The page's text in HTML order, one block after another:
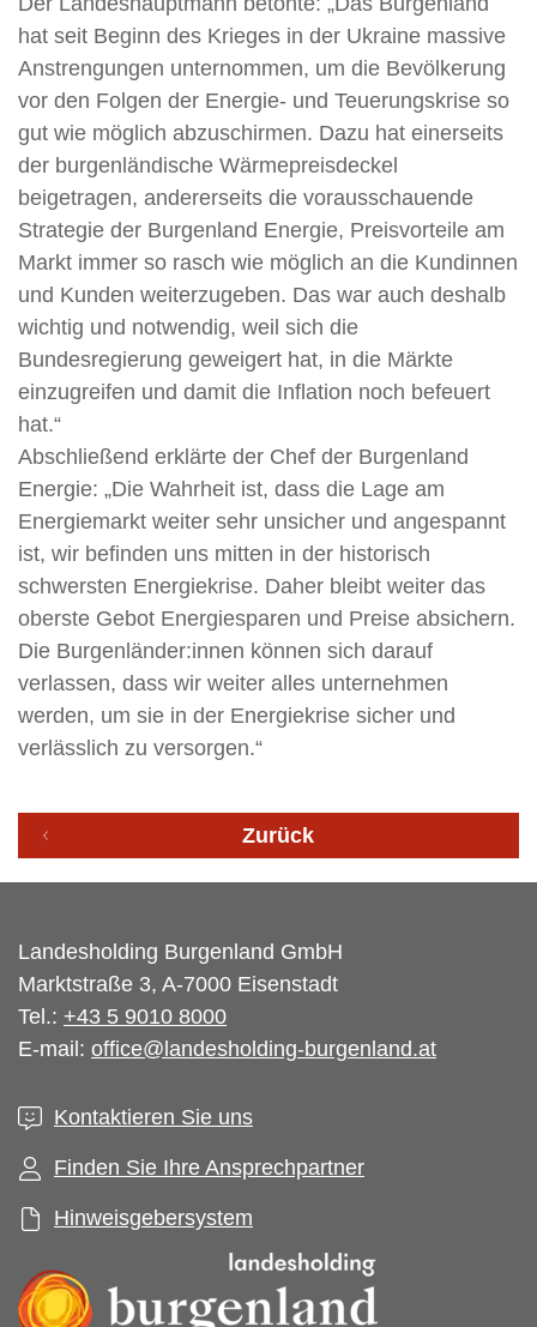
hat seit Beginn des Krieges in der Ukraine massive
Anstrengungen unternommen, um die Bevölkerung
vor den Folgen der Energie- und Teuerungskrise so
gut wie möglich abzuschirmen. Dazu hat einerseits
der burgenländische Wärmepreisdeckel
beigetragen, andererseits die vorausschauende
Strategie der Burgenland Energie, Preisvorteile am
Markt immer so rasch wie möglich an die Kundinnen
und Kunden weiterzugeben. Das war auch deshalb
wichtig und notwendig, weil sich die
Bundesregierung geweigert hat, in die Märkte
einzugreifen und damit die Inflation noch befeuert
hat.“
Abschließend erklärte der Chef der Burgenland
Energie: „Die Wahrheit ist, dass die Lage am
Energiemarkt weiter sehr unsicher und angespannt
ist, wir befinden uns mitten in der historisch
schwersten Energiekrise. Daher bleibt weiter das
oberste Gebot Energiesparen und Preise absichern.
Die Burgenländer:innen können sich darauf
verlassen, dass wir weiter alles unternehmen
werden, um sie in der Energiekrise sicher und
verlässlich zu versorgen.“
Zurück
Landesholding Burgenland GmbH
Marktstraße 3, A-7000 Eisenstadt
Tel.: +43 5 9010 8000
E-mail: office@landesholding-burgenland.at
Kontaktieren Sie uns
Finden Sie Ihre Ansprechpartner
Hinweisgebersystem